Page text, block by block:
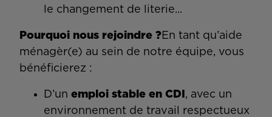
le changement de literie...
Pourquoi nous rejoindre ?En tant qu’aide
ménagèr(e) au sein de notre équipe, vous
bénéficierez :
D’un emploi stable en CDI , avec un
environnement de travail respectueux